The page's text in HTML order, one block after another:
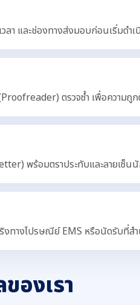
วลา และช่องทางส่งมอบก่อนเริ่มดำ
ตรวจซ้ำ เพื่อความถูก
พร้อมตราประทับและลายเซ็น
งทางไปรษณีย์ EMS หรือนัดรับที่ส
องเรา